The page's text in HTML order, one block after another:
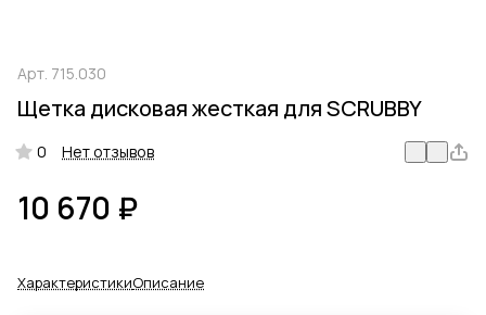
Арт. 715.030
Щетка дисковая жесткая для SCRUBBY
0 Нет отзывов
10 670 ₽
ХарактеристикиОписание